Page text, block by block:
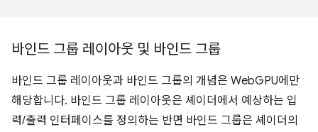
바인드 그룹 레이아웃 및 바인드 그룹
바인드 그룹 레이아웃과 바인드 그룹의 개념은 WebGPU에만
해당합니다. 바인드 그룹 레이아웃은 셰이더에서 예상하는 입
력/출력 인터페이스를 정의하는 반면 바인드 그룹은 셰이더의